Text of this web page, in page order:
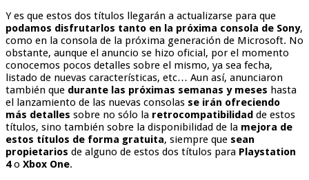
Y es que estos dos títulos llegarán a actualizarse para que
podamos disfrutarlos tanto en la próxima consola de Sony,
como en la consola de la próxima generación de Microsoft. No
obstante, aunque el anuncio se hizo oficial, por el momento
conocemos pocos detalles sobre el mismo, ya sea fecha,
listado de nuevas características, etc… Aun así, anunciaron
también que durante las próximas semanas y meses hasta
el lanzamiento de las nuevas consolas se irán ofreciendo
más detalles sobre no sólo la retrocompatibilidad de estos
títulos, sino también sobre la disponibilidad de la mejora de
estos títulos de forma gratuita, siempre que sean
propietarios de alguno de estos dos títulos para Playstation
4o Xbox One.